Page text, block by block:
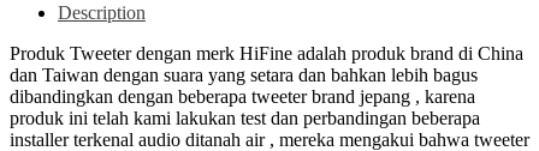
Description
Produk Tweeter dengan merk HiFine adalah produk brand di China
dan Taiwan dengan suara yang setara dan bahkan lebih bagus
dibandingkan dengan beberapa tweeter brand jepang , karena
produk ini telah kami lakukan test dan perbandingan beberapa
installer terkenal audio ditanah air , mereka mengakui bahwa tweeter